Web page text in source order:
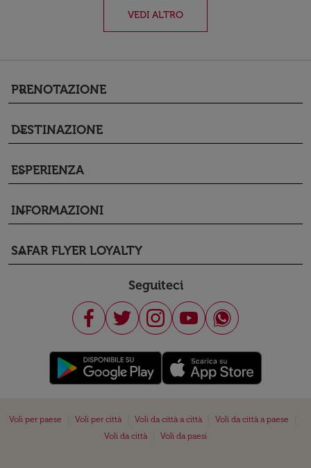
VEDI ALTRO
PRENOTAZIONE
keyboard_arrow_down
DESTINAZIONE
keyboard_arrow_down
ESPERIENZA
keyboard_arrow_down
INFORMAZIONI
keyboard_arrow_down
SAFAR FLYER LOYALTY
keyboard_arrow_down
Seguiteci
Voli per paese Voli per città Voli da città a città Voli da città a paese
Voli da città
Voli da paesi